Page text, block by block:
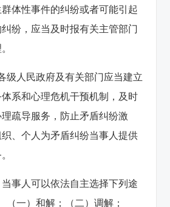
体性事件的纠纷或者可能引起
纷，应当及时报有关主管部门
级人民政府及有关部门应当建立
系和心理危机干预机制，及时
疏导服务，防止矛盾纠纷激
、个人为矛盾纠纷当事人提供
事人可以依法自主选择下列途
（一）和解；（二）调解；